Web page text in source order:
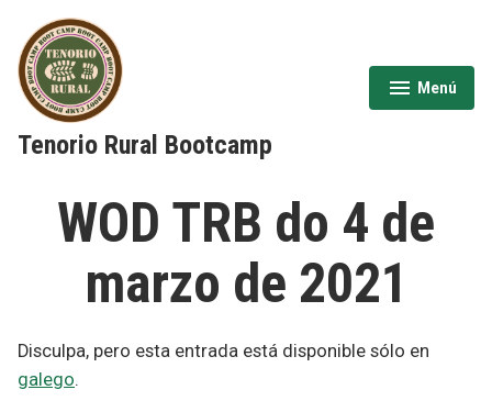
contenido
Tenorio Rural Bootcamp
Menú
expandido
cerrado
WOD TRB do 4 de
marzo de 2021
Disculpa, pero esta entrada está disponible sólo en
galego.